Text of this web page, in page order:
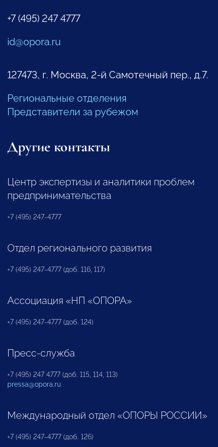
+7 (495) 247 4777
id@opora.ru
127473, г. Москва, 2-й Самотечный пер., д.7.
Региональные отделения
Представители за рубежом
Другие контакты
Центр экспертизы и аналитики проблем
предпринимательства
+7 (495) 247-4777
Отдел регионального развития
+7 (495) 247-4777 (доб. 116, 117)
Ассоциация «НП «ОПОРА»
+7 (495) 247-4777 (доб. 124)
Пресс-служба
+7 (495) 247 4777 (доб. 115, 114, 113)
pressa@opora.ru
Международный отдел «ОПОРЫ РОССИИ»
+7 (495) 247-4777 (доб. 126)